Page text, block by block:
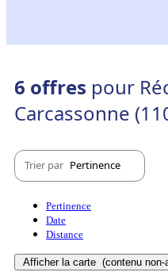
6 offres pour
Carcassonne
Trier par Pertinence
Pertinence
Date
Distance
Afficher la carte (contenu